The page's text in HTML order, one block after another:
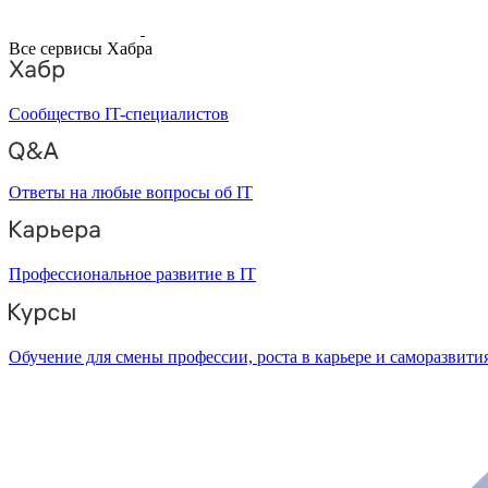
Все сервисы Хабра
Сообщество IT-специалистов
Ответы на любые вопросы об IT
Профессиональное развитие в IT
Обучение для смены профессии, роста в карьере и